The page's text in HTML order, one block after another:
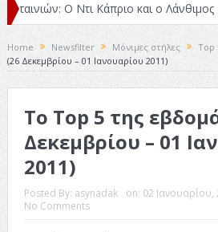
Ο Ντι Κάπριο και ο Λάνθιμος
Home Newsfilter Μόνιμες στήλες Top
(26 Δεκεμβρίου – 01 Ιανουαρίου 2011)
Το Top 5 της
Δεκεμβρίου – 01
2011)
Posted By: asynadak on: 02 Ιανουαρίου,
No Comments